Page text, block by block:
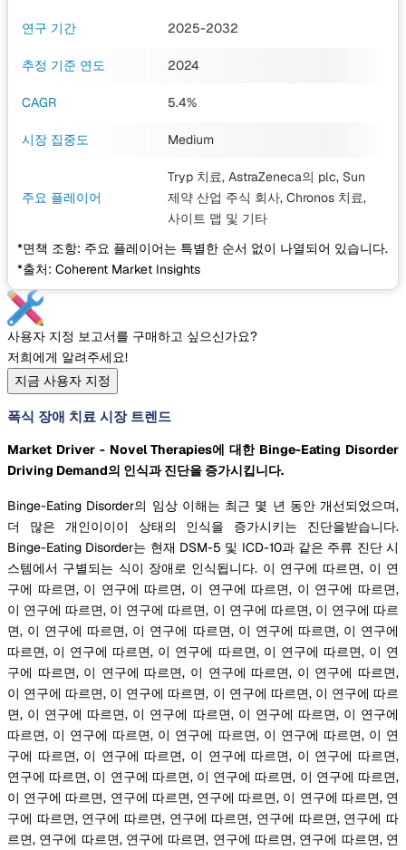
연구 기간 2025-2032
추정 기준 연도 2024
CAGR 5.4%
시장 집중도 Medium
주요 플레이어
Tryp 치료, AstraZeneca의 plc, Sun
제약 산업 주식 회사, Chronos 치료,
사이트 맵 및 기타
*면책 조항: 주요 플레이어는 특별한 순서 없이 나열되어 있습니다.
*출처: Coherent Market Insights
사용자 지정 보고서를 구매하고 싶으신가요?
저희에게 알려주세요!
지금 사용자 지정
폭식 장애 치료 시장 트렌드
Market Driver - Novel Therapies에 대한 Binge-Eating Disorder
Driving Demand의 인식과 진단을 증가시킵니다.
Binge-Eating Disorder의 임상 이해는 최근 몇 년 동안 개선되었으며,
더 많은 개인이이이 상태의 인식을 증가시키는 진단을받습니다.
Binge-Eating Disorder는 현재 DSM-5 및 ICD-10과 같은 주류 진단 시
스템에서 구별되는 식이 장애로 인식됩니다. 이 연구에 따르면, 이 연
구에 따르면, 이 연구에 따르면, 이 연구에 따르면, 이 연구에 따르면,
이 연구에 따르면, 이 연구에 따르면, 이 연구에 따르면, 이 연구에 따르
면, 이 연구에 따르면, 이 연구에 따르면, 이 연구에 따르면, 이 연구에
따르면, 이 연구에 따르면, 이 연구에 따르면, 이 연구에 따르면, 이 연
구에 따르면, 이 연구에 따르면, 이 연구에 따르면, 이 연구에 따르면,
이 연구에 따르면, 이 연구에 따르면, 이 연구에 따르면, 이 연구에 따르
면, 이 연구에 따르면, 이 연구에 따르면, 이 연구에 따르면, 이 연구에
따르면, 이 연구에 따르면, 이 연구에 따르면, 이 연구에 따르면, 이 연
구에 따르면, 이 연구에 따르면, 이 연구에 따르면, 이 연구에 따르면,
연구에 따르면, 이 연구에 따르면, 이 연구에 따르면, 이 연구에 따르면,
이 연구에 따르면, 연구에 따르면, 연구에 따르면, 이 연구에 따르면, 연
구에 따르면, 연구에 따르면, 연구에 따르면, 연구에 따르면, 연구에 따
르면, 연구에 따르면, 연구에 따르면, 연구에 따르면, 연구에 따르면, 연